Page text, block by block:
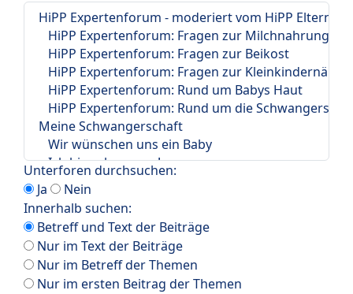
Unterforen durchsuchen:
Ja
Nein
Innerhalb suchen:
Betreff und Text der Beiträge
Nur im Text der Beiträge
Nur im Betreff der Themen
Nur im ersten Beitrag der Themen